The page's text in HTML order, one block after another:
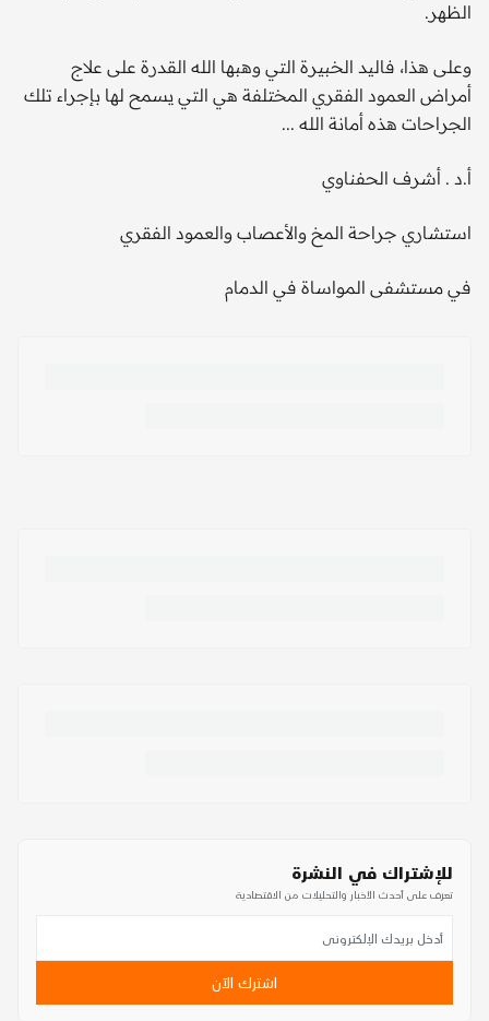
الظهر.
وعلى هذا، فاليد الخبيرة التي وهبها الله القدرة على علاج
أمراض العمود الفقري المختلفة هي التي يسمح لها بإجراء تلك
الجراحات هذه أمانة الله ...
أ.د . أشرف الحفناوي
استشاري جراحة المخ والأعصاب والعمود الفقري
في مستشفى المواساة في الدمام
للإشتراك في النشرة
تعرف على أحدث الأخبار والتحليلات من الاقتصادية
اشترك الآن